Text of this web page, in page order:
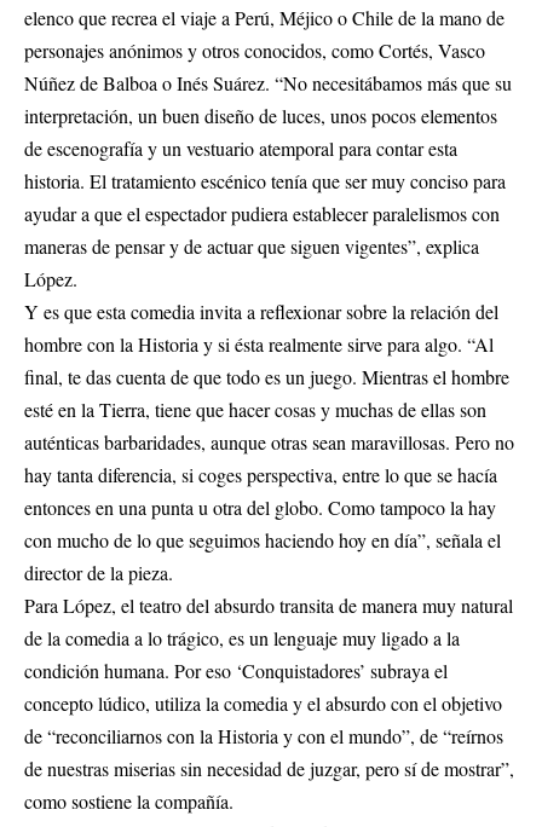
elenco que recrea el viaje a Perú, Méjico o Chile de la mano de
personajes anónimos y otros conocidos, como Cortés, Vasco
Núñez de Balboa o Inés Suárez. “No necesitábamos más que su
interpretación, un buen diseño de luces, unos pocos elementos
de escenografía y un vestuario atemporal para contar esta
historia. El tratamiento escénico tenía que ser muy conciso para
ayudar a que el espectador pudiera establecer paralelismos con
maneras de pensar y de actuar que siguen vigentes”, explica
López.
Y es que esta comedia invita a reflexionar sobre la relación del
hombre con la Historia y si ésta realmente sirve para algo. “Al
final, te das cuenta de que todo es un juego. Mientras el hombre
esté en la Tierra, tiene que hacer cosas y muchas de ellas son
auténticas barbaridades, aunque otras sean maravillosas. Pero no
hay tanta diferencia, si coges perspectiva, entre lo que se hacía
entonces en una punta u otra del globo. Como tampoco la hay
con mucho de lo que seguimos haciendo hoy en día”, señala el
director de la pieza.
Para López, el teatro del absurdo transita de manera muy natural
de la comedia a lo trágico, es un lenguaje muy ligado a la
condición humana. Por eso ‘Conquistadores’ subraya el
concepto lúdico, utiliza la comedia y el absurdo con el objetivo
de “reconciliarnos con la Historia y con el mundo”, de “reírnos
de nuestras miserias sin necesidad de juzgar, pero sí de mostrar”,
como sostiene la compañía.